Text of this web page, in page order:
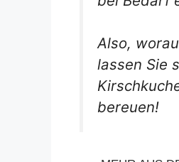
Also,
lassen Sie
bereuen!